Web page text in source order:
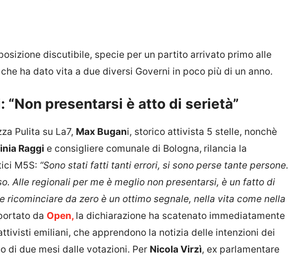
discutibile, specie per un partito arrivato primo alle
ha dato vita a due diversi Governi in poco più di un anno.
“Non presentarsi è atto di serietà”
Pulita su La7, Max Bugani, storico attivista 5 stelle, nonchè
Raggi e consigliere comunale di Bologna, rilancia la
M5S: “Sono stati fatti tanti errori, si sono perse tante persone.
Alle regionali per me è meglio non presentarsi, è un fatto di
ricominciare da zero è un ottimo segnale, nella vita come nella
da Open, la dichiarazione ha scatenato immediatamente
emiliani, che apprendono la notizia delle intenzioni dei
di due mesi dalle votazioni. Per Nicola Virzì, ex parlamentare